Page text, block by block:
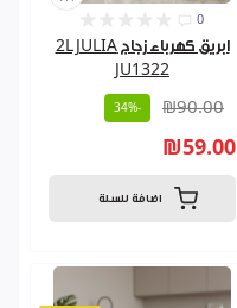
0
ابريق كهرباء زجاج 2L JULIA
JU1322
₪90.00
-34%
₪59.00
اضافة للسلة